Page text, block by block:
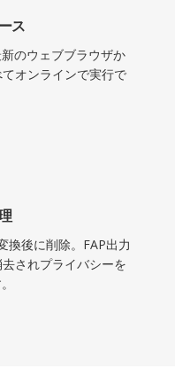
ス
のウェブブラウザか
オンラインで実行で
換後に削除。FAP出力
されプライバシーを